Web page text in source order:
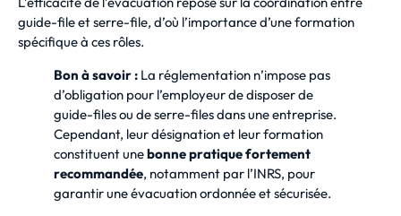
guide-file et serre-file, d’où l’importance d’une formation
spécifique à ces rôles.
Bon à savoir : La réglementation n’impose pas
d’obligation pour l’employeur de disposer de
guide-files ou de serre-files dans une entreprise.
Cependant, leur désignation et leur formation
constituent unebonne pratique fortement
recommandée, notamment par l’INRS, pour
garantir une évacuation ordonnée et sécurisée.